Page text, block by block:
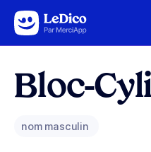
Aller au contenu
Bloc-
nom masculin